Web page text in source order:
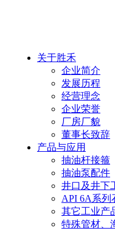
关于胜禾
企业简介
发展历程
经营理念
企业荣誉
厂房厂貌
董事长致辞
产品与应用
抽油杆接箍
抽油泵配件
井口及井下
API 6A系列
其它工业产
特殊管材、